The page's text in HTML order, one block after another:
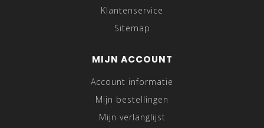
Klantenservice
Sitemap
MIJN ACCOUNT
Account informatie
Mijn bestellingen
Mijn verlanglijst